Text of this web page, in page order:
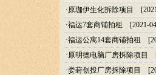
·原珈伊生化拆除项目
·福运7套商铺拍租
[2021-
·福运公寓14套商铺拍租
·原明德电脑厂房拆除项目
·娄葑创投厂房拆除项目